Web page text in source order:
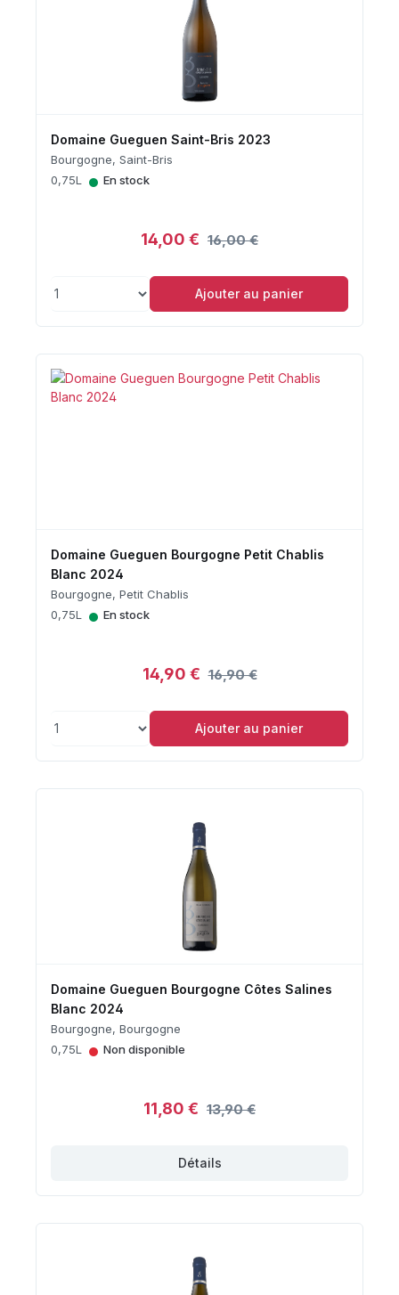
Domaine Gueguen Saint-Bris 2023
Bourgogne, Saint-Bris
0,75L
• En stock
14,00 € 16,00 €
Ajouter au panier
Domaine Gueguen Bourgogne Petit Chablis
Blanc 2024
Bourgogne, Petit Chablis
0,75L
• En stock
14,90 € 16,90 €
Ajouter au panier
Domaine Gueguen Bourgogne Côtes Salines
Blanc 2024
Bourgogne, Bourgogne
0,75L
• Non disponible
11,80 € 13,90 €
Détails